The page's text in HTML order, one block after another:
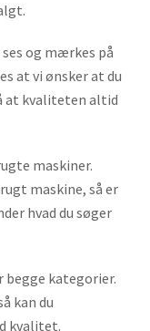
og mærkes på
at vi ønsker at du
at kvaliteten altid
maskiner.
maskine, så er
hvad du søger
kategorier.
kan du
kvalitet.